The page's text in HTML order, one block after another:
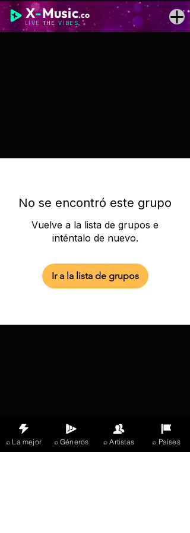
X-Music.co
LIVE THEVIBES
No se encontró este grupo
Vuelve a la lista de grupos e
inténtalo de nuevo.
Ir a la lista de grupos
⌕ La mejor ⌕ Géneros ⌕ Artistas ⌕ Países